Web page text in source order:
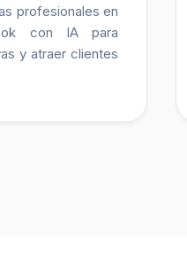
profesionales en
con IA para
y atraer clientes